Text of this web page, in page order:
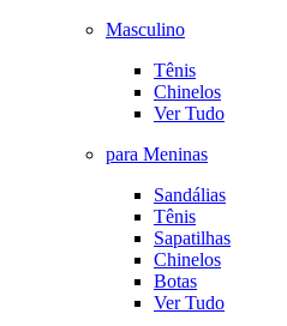
Masculino
Tênis
Chinelos
Ver Tudo
para Meninas
Sandálias
Tênis
Sapatilhas
Chinelos
Botas
Ver Tudo